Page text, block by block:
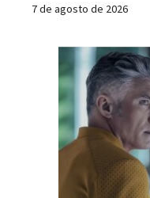
7 de agosto de 2026